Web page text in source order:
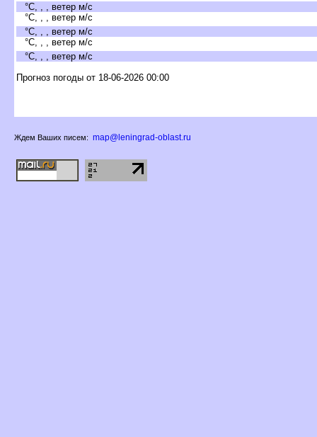
°C, , , ветер м/с
°C, , , ветер м/с
°C, , , ветер м/с
°C, , , ветер м/с
°C, , , ветер м/с
Прогноз погоды от 18-06-2026 00:00
Ждем Ваших писем: map@leningrad-oblast.ru